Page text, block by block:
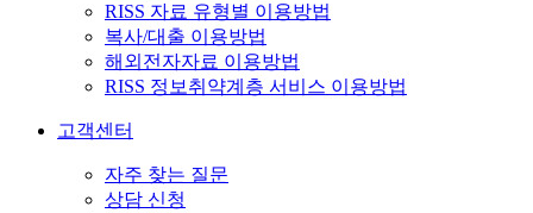
RISS 자료 유형별 이용방법
복사/대출 이용방법
해외전자자료 이용방법
RISS 정보취약계층 서비스 이용방법
고객센터
자주 찾는 질문
상담 신청